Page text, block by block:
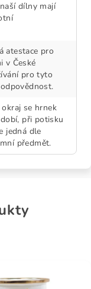
dílny mají
atestace pro
v České
pro tyto
se hrnek
při potisku
jedná dle
předmět.